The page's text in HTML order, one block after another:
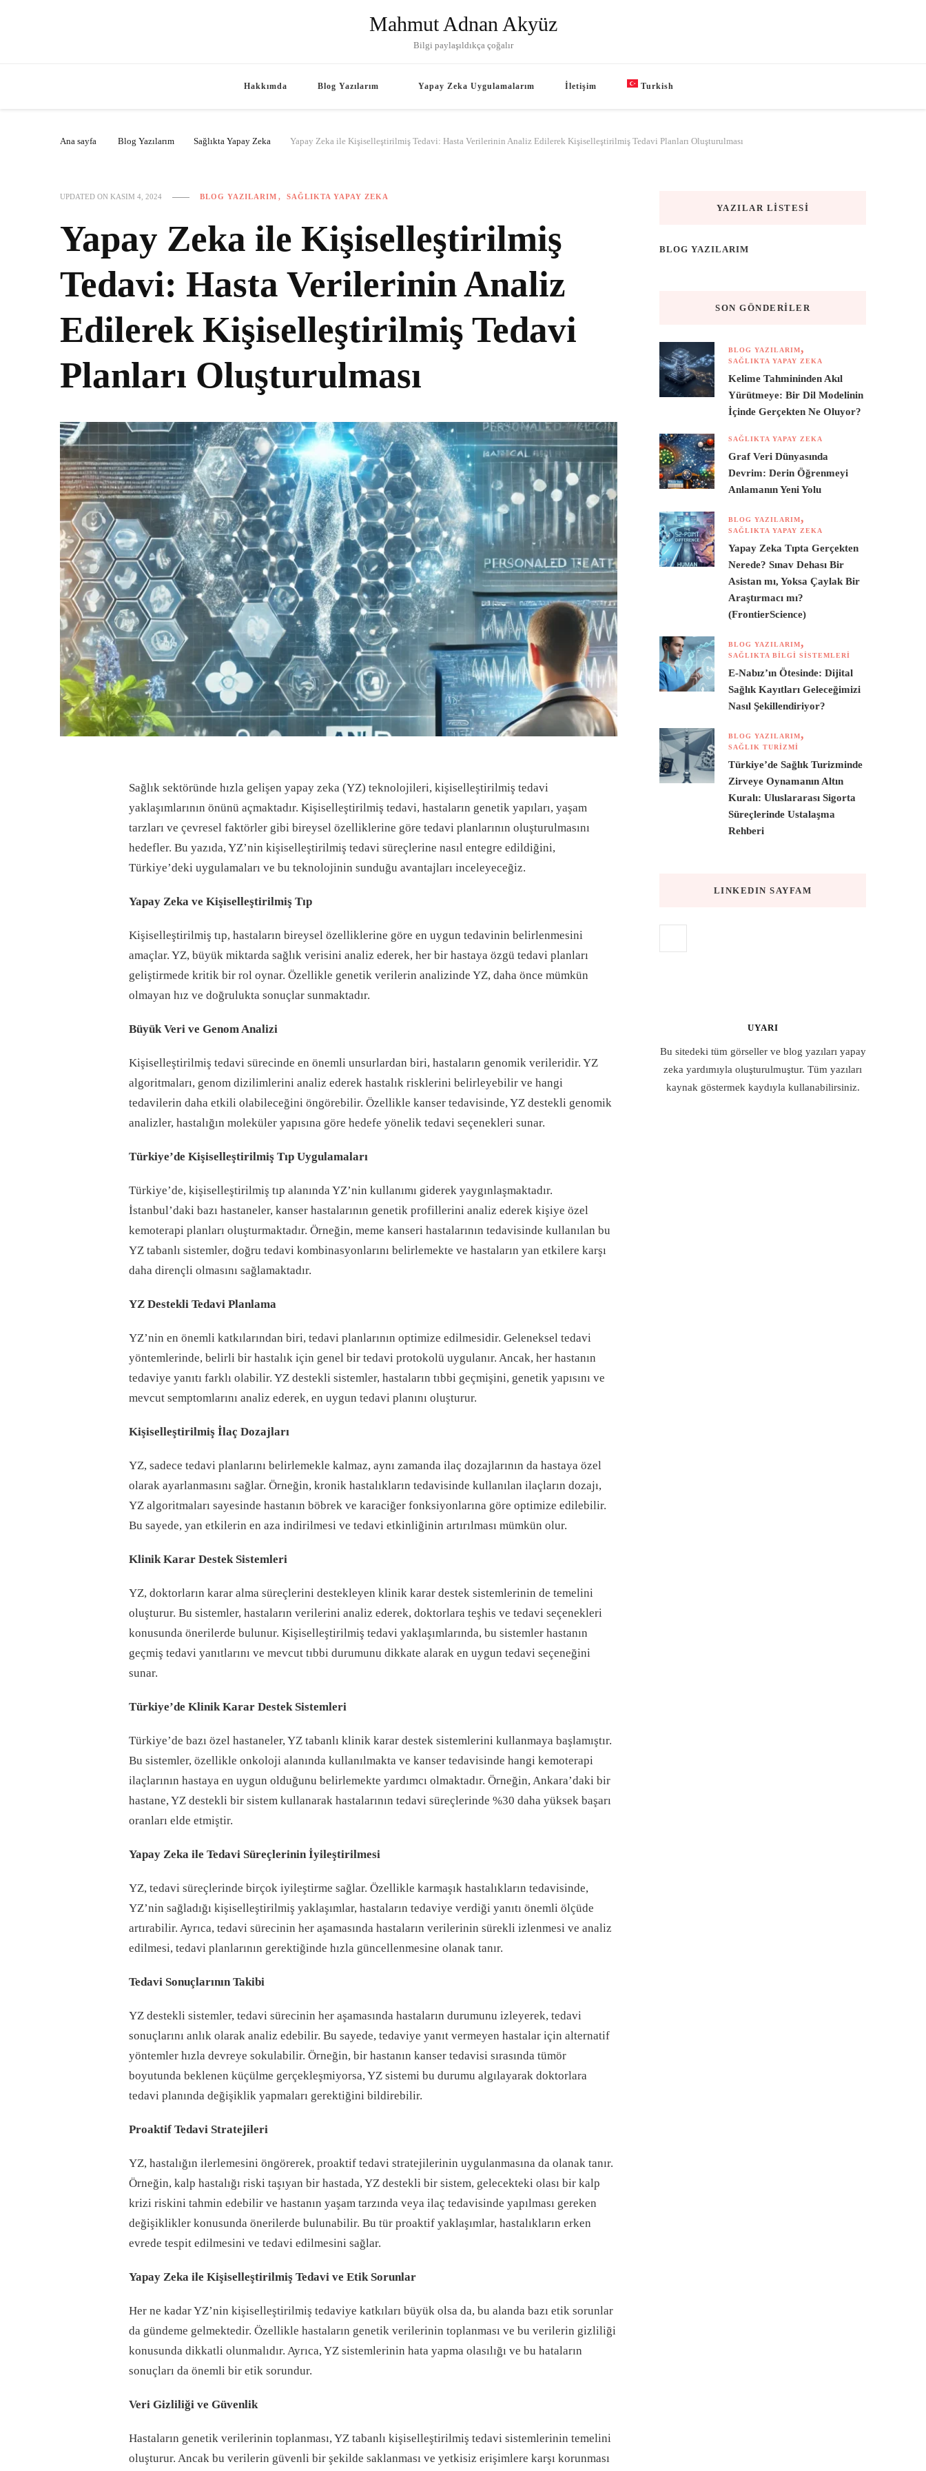
Mahmut Adnan Akyüz
Bilgi paylaşıldıkça çoğalır
Hakkımda Blog Yazılarım Yapay Zeka Uygulamalarım İletişim Turkish
Russian
Ana sayfa Blog Yazılarım Sağlıkta Yapay Zeka Yapay Zeka ile Kişiselleştirilmiş Tedavi: Hasta Verilerinin Analiz Edilerek Kişiselleştirilmiş Tedavi Planları Oluşturulması
UPDATED ON KASIM 4, 2024 BLOG YAZILARIM SAĞLIKTA YAPAY ZEKA
Yapay Zeka ile Kişiselleştirilmiş
Tedavi: Hasta Verilerinin Analiz
Edilerek Kişiselleştirilmiş Tedavi
Planları Oluşturulması
Sağlık sektöründe hızla gelişen yapay zeka (YZ) teknolojileri, kişiselleştirilmiş tedavi
yaklaşımlarının önünü açmaktadır. Kişiselleştirilmiş tedavi, hastaların genetik yapıları, yaşam
tarzları ve çevresel faktörler gibi bireysel özelliklerine göre tedavi planlarının oluşturulmasını
hedefler. Bu yazıda, YZ’nin kişiselleştirilmiş tedavi süreçlerine nasıl entegre edildiğini,
Türkiye’deki uygulamaları ve bu teknolojinin sunduğu avantajları inceleyeceğiz.
Yapay Zeka ve Kişiselleştirilmiş Tıp
Kişiselleştirilmiş tıp, hastaların bireysel özelliklerine göre en uygun tedavinin belirlenmesini
amaçlar. YZ, büyük miktarda sağlık verisini analiz ederek, her bir hastaya özgü tedavi planları
geliştirmede kritik bir rol oynar. Özellikle genetik verilerin analizinde YZ, daha önce mümkün
olmayan hız ve doğrulukta sonuçlar sunmaktadır.
Büyük Veri ve Genom Analizi
Kişiselleştirilmiş tedavi sürecinde en önemli unsurlardan biri, hastaların genomik verileridir. YZ
algoritmaları, genom dizilimlerini analiz ederek hastalık risklerini belirleyebilir ve hangi
tedavilerin daha etkili olabileceğini öngörebilir. Özellikle kanser tedavisinde, YZ destekli genomik
analizler, hastalığın moleküler yapısına göre hedefe yönelik tedavi seçenekleri sunar.
Türkiye’de Kişiselleştirilmiş Tıp Uygulamaları
Türkiye’de, kişiselleştirilmiş tıp alanında YZ’nin kullanımı giderek yaygınlaşmaktadır.
İstanbul’daki bazı hastaneler, kanser hastalarının genetik profillerini analiz ederek kişiye özel
kemoterapi planları oluşturmaktadır. Örneğin, meme kanseri hastalarının tedavisinde kullanılan bu
YZ tabanlı sistemler, doğru tedavi kombinasyonlarını belirlemekte ve hastaların yan etkilere karşı
daha dirençli olmasını sağlamaktadır.
YZ Destekli Tedavi Planlama
YZ’nin en önemli katkılarından biri, tedavi planlarının optimize edilmesidir. Geleneksel tedavi
yöntemlerinde, belirli bir hastalık için genel bir tedavi protokolü uygulanır. Ancak, her hastanın
tedaviye yanıtı farklı olabilir. YZ destekli sistemler, hastaların tıbbi geçmişini, genetik yapısını ve
mevcut semptomlarını analiz ederek, en uygun tedavi planını oluşturur.
Kişiselleştirilmiş İlaç Dozajları
YZ, sadece tedavi planlarını belirlemekle kalmaz, aynı zamanda ilaç dozajlarının da hastaya özel
olarak ayarlanmasını sağlar. Örneğin, kronik hastalıkların tedavisinde kullanılan ilaçların dozajı,
YZ algoritmaları sayesinde hastanın böbrek ve karaciğer fonksiyonlarına göre optimize edilebilir.
Bu sayede, yan etkilerin en aza indirilmesi ve tedavi etkinliğinin artırılması mümkün olur.
Klinik Karar Destek Sistemleri
YZ, doktorların karar alma süreçlerini destekleyen klinik karar destek sistemlerinin de temelini
oluşturur. Bu sistemler, hastaların verilerini analiz ederek, doktorlara teşhis ve tedavi seçenekleri
konusunda önerilerde bulunur. Kişiselleştirilmiş tedavi yaklaşımlarında, bu sistemler hastanın
geçmiş tedavi yanıtlarını ve mevcut tıbbi durumunu dikkate alarak en uygun tedavi seçeneğini
sunar.
Türkiye’de Klinik Karar Destek Sistemleri
Türkiye’de bazı özel hastaneler, YZ tabanlı klinik karar destek sistemlerini kullanmaya başlamıştır.
Bu sistemler, özellikle onkoloji alanında kullanılmakta ve kanser tedavisinde hangi kemoterapi
ilaçlarının hastaya en uygun olduğunu belirlemekte yardımcı olmaktadır. Örneğin, Ankara’daki bir
hastane, YZ destekli bir sistem kullanarak hastalarının tedavi süreçlerinde %30 daha yüksek başarı
oranları elde etmiştir.
Yapay Zeka ile Tedavi Süreçlerinin İyileştirilmesi
YZ, tedavi süreçlerinde birçok iyileştirme sağlar. Özellikle karmaşık hastalıkların tedavisinde,
YZ’nin sağladığı kişiselleştirilmiş yaklaşımlar, hastaların tedaviye verdiği yanıtı önemli ölçüde
artırabilir. Ayrıca, tedavi sürecinin her aşamasında hastaların verilerinin sürekli izlenmesi ve analiz
edilmesi, tedavi planlarının gerektiğinde hızla güncellenmesine olanak tanır.
Tedavi Sonuçlarının Takibi
YZ destekli sistemler, tedavi sürecinin her aşamasında hastaların durumunu izleyerek, tedavi
sonuçlarını anlık olarak analiz edebilir. Bu sayede, tedaviye yanıt vermeyen hastalar için alternatif
yöntemler hızla devreye sokulabilir. Örneğin, bir hastanın kanser tedavisi sırasında tümör
boyutunda beklenen küçülme gerçekleşmiyorsa, YZ sistemi bu durumu algılayarak doktorlara
tedavi planında değişiklik yapmaları gerektiğini bildirebilir.
Proaktif Tedavi Stratejileri
YZ, hastalığın ilerlemesini öngörerek, proaktif tedavi stratejilerinin uygulanmasına da olanak tanır.
Örneğin, kalp hastalığı riski taşıyan bir hastada, YZ destekli bir sistem, gelecekteki olası bir kalp
krizi riskini tahmin edebilir ve hastanın yaşam tarzında veya ilaç tedavisinde yapılması gereken
değişiklikler konusunda önerilerde bulunabilir. Bu tür proaktif yaklaşımlar, hastalıkların erken
evrede tespit edilmesini ve tedavi edilmesini sağlar.
Yapay Zeka ile Kişiselleştirilmiş Tedavi ve Etik Sorunlar
Her ne kadar YZ’nin kişiselleştirilmiş tedaviye katkıları büyük olsa da, bu alanda bazı etik sorunlar
da gündeme gelmektedir. Özellikle hastaların genetik verilerinin toplanması ve bu verilerin gizliliği
konusunda dikkatli olunmalıdır. Ayrıca, YZ sistemlerinin hata yapma olasılığı ve bu hataların
sonuçları da önemli bir etik sorundur.
Veri Gizliliği ve Güvenlik
Hastaların genetik verilerinin toplanması, YZ tabanlı kişiselleştirilmiş tedavi sistemlerinin temelini
oluşturur. Ancak bu verilerin güvenli bir şekilde saklanması ve yetkisiz erişimlere karşı korunması
YAZILAR LISTESI
BLOG YAZILARIM
SON GÖNDERILER
BLOG YAZILARIM
SAĞLIKTA YAPAY ZEKA
Kelime Tahmininden Akıl
Yürütmeye: Bir Dil Modelinin
İçinde Gerçekten Ne Oluyor?
SAĞLIKTA YAPAY ZEKA
Graf Veri Dünyasında
Devrim: Derin Öğrenmeyi
Anlamanın Yeni Yolu
BLOG YAZILARIM
SAĞLIKTA YAPAY ZEKA
Yapay Zeka Tıpta Gerçekten
Nerede? Sınav Dehası Bir
Asistan mı, Yoksa Çaylak Bir
Araştırmacı mı?
(FrontierScience)
BLOG YAZILARIM
SAĞLIKTA BILGI SISTEMLERI
E-Nabız’ın Ötesinde: Dijital
Sağlık Kayıtları Geleceğimizi
Nasıl Şekillendiriyor?
BLOG YAZILARIM
SAĞLIK TURIZMI
Türkiye’de Sağlık Turizminde
Zirveye Oynamanın Altın
Kuralı: Uluslararası Sigorta
Süreçlerinde Ustalaşma
Rehberi
LINKEDIN SAYFAM
UYARI
Bu sitedeki tüm görseller ve blog yazıları yapay
zeka yardımıyla oluşturulmuştur. Tüm yazıları
kaynak göstermek kaydıyla kullanabilirsiniz.